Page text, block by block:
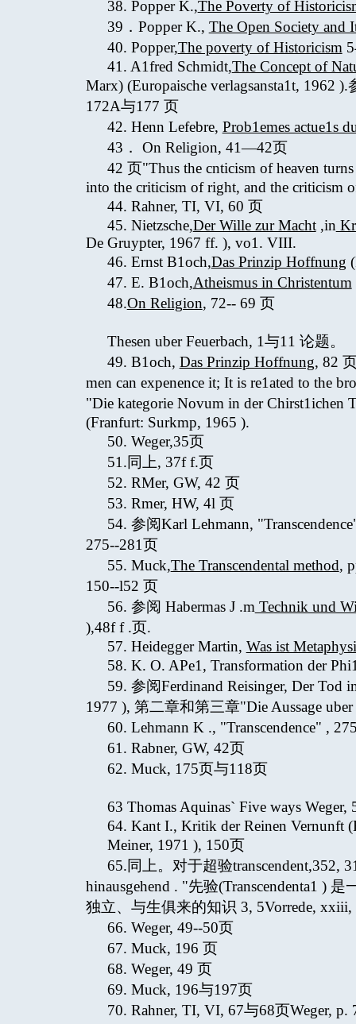
38. Popper K.,The Poverty of
39．Popper K., The Open Society and
40. Popper,The poverty of Historicism
41. A1fred Schmidt,The Concept of
Marx) (Europaische verlagsansta1t, 1962
172A与177 页
42. Henn Lefebre, Prob1emes actue1s
43． On Religion, 41—42页
42 页"Thus the cnticism of heaven
into the criticism of right, and the criticism
44. Rahner, TI, VI, 60 页
45. Nietzsche,Der Wille zur Macht,in
De Gruypter, 1967 ff. ), vo1. VIII.
46. Ernst B1och,Das Prinzip Hoffnung
47. E. B1och,Atheismus in Christentum
48.On Religion, 72-- 69 页
Thesen uber Feuerbach, 1与11 论题。
49. B1och, Das Prinzip Hoffnung, 82
men can expenence it; It is re1ated to the
"Die kategorie Novum in der Chirst1ichen
(Franfurt: Surkmp, 1965 ).
50. Weger,35页
51.同上, 37f f.页
52. RMer, GW, 42 页
53. Rmer, HW, 4l 页
54. 参阅Karl Lehmann,
275--281页
55. Muck,The Transcendental method,
150--l52 页
56. 参阅 Habermas J .m Technik und
),48f f .页.
57. Heidegger Martin, Was ist
58. K. O. APe1, Transformation der
59. 参阅Ferdinand Reisinger, Der Tod
1977 ), 第二章和第三章"Die Aussage
60. Lehmann K ., "Transcendence" ,
61. Rabner, GW, 42页
62. Muck, 175页与118页
63 Thomas Aquinas` Five ways Weger,
64. Kant I., Kritik der Reinen Vernunft
Meiner, 1971 ), 150页
65.同上。对于超验transcendent,352,
hinausgehend . "先验(Transcendenta1 )
独立、与生俱来的知识 3, 5Vorrede, xxiii,
66. Weger, 49--50页
67. Muck, 196 页
68. Weger, 49 页
69. Muck, 196与197页
70. Rahner, TI, VI, 67与68页Weger,